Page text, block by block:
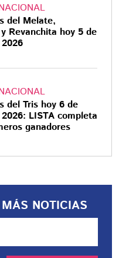
del Melate,
Revanchita hoy 5 de
del Tris hoy 6 de
LISTA completa
ganadores
NOTICIAS